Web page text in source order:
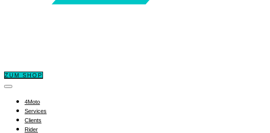
ZUM SHOP
4Moto
Services
Clients
Rider